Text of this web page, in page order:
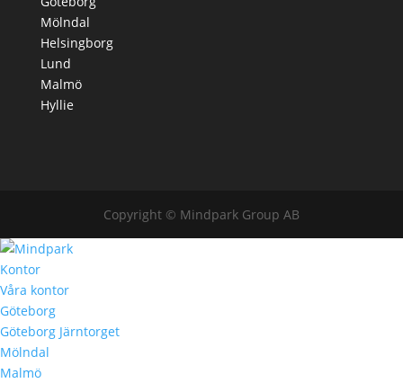
Mölndal
Helsingborg
Lund
Malmö
Hyllie
Copyright © Mindpark Group AB
Kontor
Våra kontor
Göteborg
Göteborg Järntorget
Mölndal
Malmö